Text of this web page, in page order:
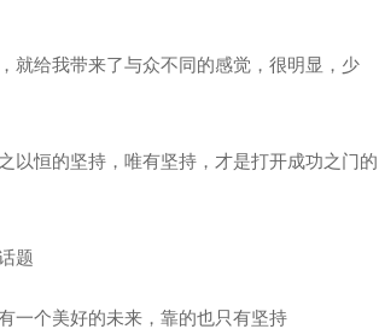
就给我带来了与众不同的感觉，很明显，少
以恒的坚持，唯有坚持，才是打开成功之门的
题
一个美好的未来，靠的也只有坚持